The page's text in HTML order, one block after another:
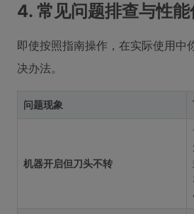
4. 常见问题排查与性
即使按照指南操作，在实际使用中
决办法。
问题现象
机器开启但刀头不转